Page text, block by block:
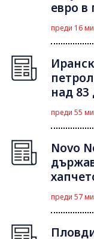
евро в
преди 16
над 83
преди 55
Novo
преди 57